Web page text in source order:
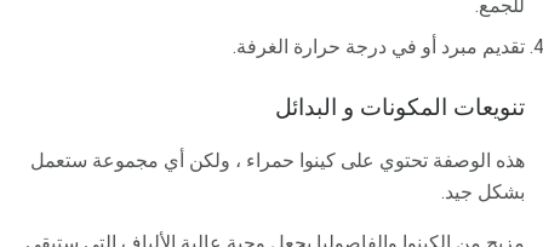
للجمع.
تقديم مبرد أو في درجة حرارة الغرفة.
تنويعات المكونات و البدائل
هذه الوصفة تحتوي على كينوا حمراء ، ولكن أي مجموعة ستعمل
بشكل جيد.